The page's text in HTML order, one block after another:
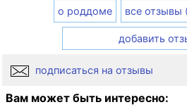
о роддоме все отзывы
добавить
подписаться на отзывы
Вам может быть интересно: